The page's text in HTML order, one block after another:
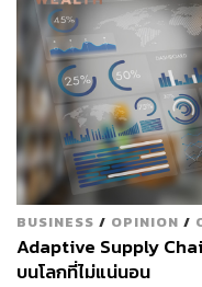
AI อาจเป็นคลื่นลูกใหญ่
กันพายเรือให้มั่น เด็กจ
การสร้างแรงงานที่พร้
ใครคนใดคนหนึ่ง แต่มั
ระบบ
TAGS: ปัญญาประดิษฐ์
เด็กจบใหม่
ตลา
BUSINESS / OPINION /
Adaptive Supply
บนโลกที่ไม่แน่นอน